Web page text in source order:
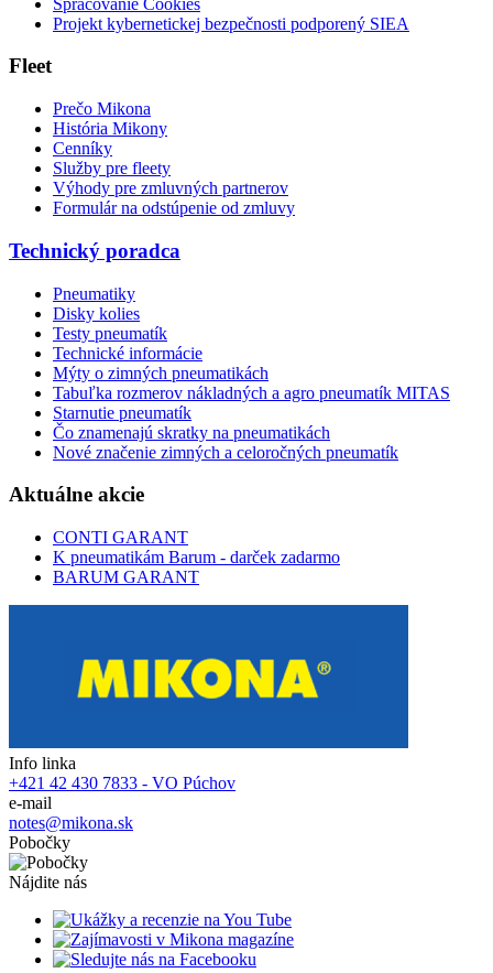
Projekt kybernetickej bezpečnosti podporený SIEA
Fleet
Prečo Mikona
História Mikony
Cenníky
Služby pre fleety
Výhody pre zmluvných partnerov
Formulár na odstúpenie od zmluvy
Technický poradca
Pneumatiky
Disky kolies
Testy pneumatík
Technické informácie
Mýty o zimných pneumatikách
Tabuľka rozmerov nákladných a agro pneumatík MITAS
Starnutie pneumatík
Čo znamenajú skratky na pneumatikách
Nové značenie zimných a celoročných pneumatík
Aktuálne akcie
CONTI GARANT
K pneumatikám Barum - darček zadarmo
BARUM GARANT
Info linka
+421 42 430 7833 - VO Púchov
e-mail
notes@mikona.sk
Pobočky
Nájdite nás